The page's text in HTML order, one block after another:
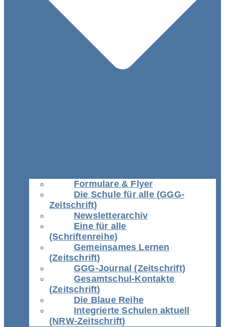
Formulare & Flyer
Die Schule für alle (GGG-
Zeitschrift)
Newsletterarchiv
Eine für alle
(Schriftenreihe)
Gemeinsames Lernen
(Zeitschrift)
GGG-Journal (Zeitschrift)
Gesamtschul-Kontakte
(Zeitschrift)
Die Blaue Reihe
Integrierte Schulen aktuell
(NRW-Zeitschrift)